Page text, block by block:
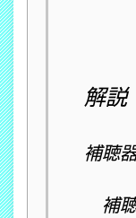
解説
補聴
補聴